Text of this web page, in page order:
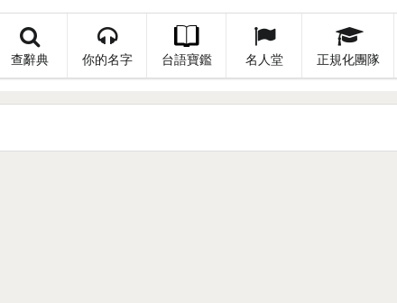
查辭典 你的名字 台語寶鑑 名人堂 正規化團隊